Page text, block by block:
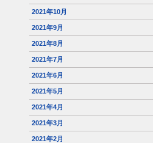
2021年10月
2021年9月
2021年8月
2021年7月
2021年6月
2021年5月
2021年4月
2021年3月
2021年2月